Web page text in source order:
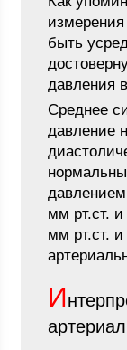
быть
давления
Среднее
давление
мм рт.ст.
мм рт.ст.
И